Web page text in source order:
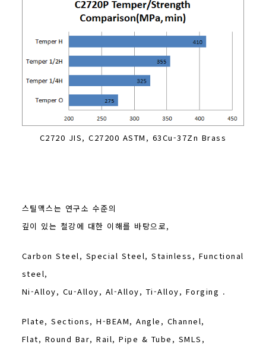
C2720 JIS, C27200 ASTM, 63Cu-37Zn Brass
스틸맥스는 연구소 수준의
깊이 있는 철강에 대한 이해를 바탕으로,
Carbon Steel, Special Steel, Stainless, Functional
steel,
Ni-Alloy, Cu-Alloy, Al-Alloy, Ti-Alloy, Forging .
Plate, Sections, H-BEAM, Angle, Channel,
Flat, Round Bar, Rail, Pipe & Tube, SMLS,